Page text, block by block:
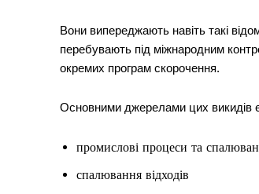
Вони випереджають навіть такі
перебувають під міжнародним
окремих програм скорочення.
Основними джерелами цих викидів
промислові процеси та
спалювання відходів